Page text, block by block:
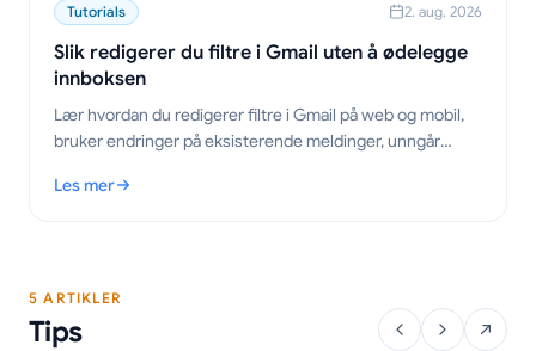
Tutorials 2. aug. 2026
Slik redigerer du filtre i Gmail uten å ødelegge
innboksen
Lær hvordan du redigerer filtre i Gmail på web og mobil,
bruker endringer på eksisterende meldinger, unngår
Les mer
: Slik redigerer du filtre i Gmail uten å ødelegge innboksen
5 ARTIKLER
Tips